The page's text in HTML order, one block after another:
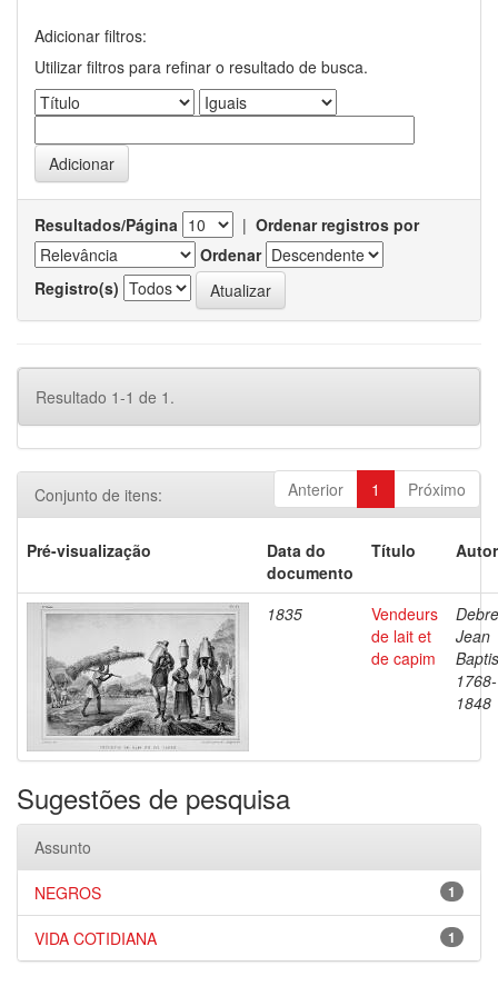
Adicionar filtros:
Utilizar filtros para refinar o resultado de busca.
Resultados/Página | Ordenar registros por
Ordenar
Registro(s)
Resultado 1-1 de 1.
Anterior 1 Próximo
Conjunto de itens:
Pré-visualização
Data do
documento
Título
1835
Vendeurs
de lait et
de capim
Jean
1768-
1848
Sugestões de pesquisa
Assunto
1
NEGROS
1
VIDA COTIDIANA